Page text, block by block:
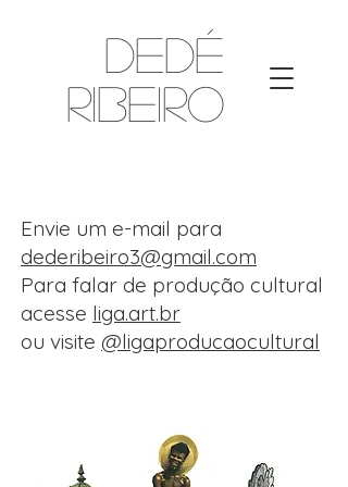
Dedé
Ribeiro
Envie um e-mail para
dederibeiro3@gmail.com
Para falar de produção cultural
acesse liga.art.br
ou visite @ligaproducaocultural